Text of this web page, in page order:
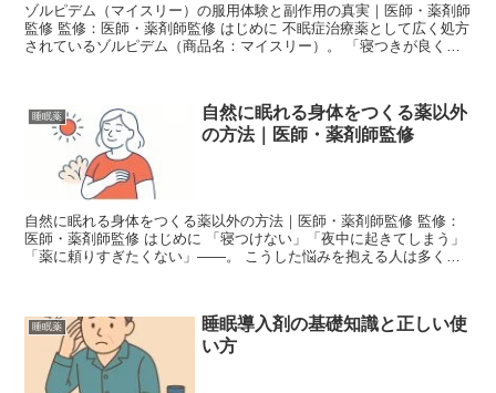
ゾルピデム（マイスリー）の服用体験と副作用の真実｜医師・薬剤師
監修 監修：医師・薬剤師監修 はじめに 不眠症治療薬として広く処方
されているゾルピデム（商品名：マイスリー）。 「寝つきが良くな
睡眠薬
自然に眠れる身体をつくる薬以外
の方法｜医師・薬剤師監修
自然に眠れる身体をつくる薬以外の方法｜医師・薬剤師監修 監修：
医師・薬剤師監修 はじめに 「寝つけない」「夜中に起きてしまう」
「薬に頼りすぎたくない」――。 こうした悩みを抱える人は多く、
睡眠薬
睡眠導入剤の基礎知識と正しい使
い方